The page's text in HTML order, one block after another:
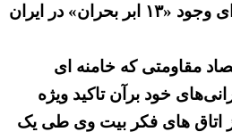
بکرات زنگ‌های خطر برای وجود «۱۳ ابر بحران» در ایران
مقاومتی که خامنه ای
خود برآن تاکید ویژه
اتاق های فکر بیت وی طی یک